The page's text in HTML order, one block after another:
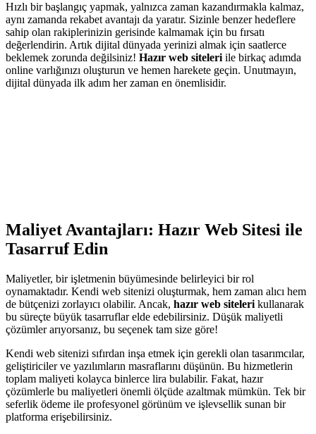
Hızlı bir başlangıç yapmak, yalnızca zaman kazandırmakla kalmaz,
aynı zamanda rekabet avantajı da yaratır. Sizinle benzer hedeflere
sahip olan rakiplerinizin gerisinde kalmamak için bu fırsatı
değerlendirin. Artık dijital dünyada yerinizi almak için saatlerce
beklemek zorunda değilsiniz! Hazır web siteleriile birkaç adımda
online varlığınızı oluşturun ve hemen harekete geçin. Unutmayın,
dijital dünyada ilk adım her zaman en önemlisidir.
Maliyet Avantajları: Hazır Web Sitesi ile
Tasarruf Edin
Maliyetler, bir işletmenin büyümesinde belirleyici bir rol
oynamaktadır. Kendi web sitenizi oluşturmak, hem zaman alıcı hem
de bütçenizi zorlayıcı olabilir. Ancak, hazır web siteleri kullanarak
bu süreçte büyük tasarruflar elde edebilirsiniz. Düşük maliyetli
çözümler arıyorsanız, bu seçenek tam size göre!
Kendi web sitenizi sıfırdan inşa etmek için gerekli olan tasarımcılar,
geliştiriciler ve yazılımların masraflarını düşünün. Bu hizmetlerin
toplam maliyeti kolayca binlerce lira bulabilir. Fakat, hazır
çözümlerle bu maliyetleri önemli ölçüde azaltmak mümkün. Tek bir
seferlik ödeme ile profesyonel görünüm ve işlevsellik sunan bir
platforma erişebilirsiniz.